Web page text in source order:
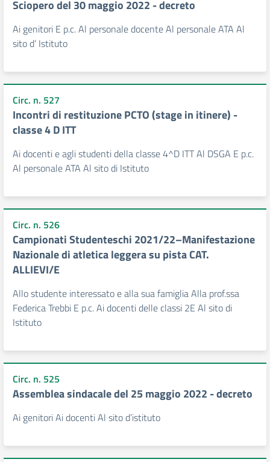
Sciopero del 30 maggio 2022 - decreto
Ai genitori E p.c. Al personale docente Al personale ATA Al
sito d’ Istituto
Circ. n. 527
Incontri di restituzione PCTO (stage in itinere) -
classe 4 D ITT
Ai docenti e agli studenti della classe 4^D ITT Al DSGA E p.c.
Al personale ATA Al sito di Istituto
Circ. n. 526
Campionati Studenteschi 2021/22–Manifestazione
Nazionale di atletica leggera su pista CAT.
ALLIEVI/E
Allo studente interessato e alla sua famiglia Alla prof.ssa
Federica Trebbi E p.c. Ai docenti delle classi 2E Al sito di
Istituto
Circ. n. 525
Assemblea sindacale del 25 maggio 2022 - decreto
Ai genitori Ai docenti Al sito d’istituto